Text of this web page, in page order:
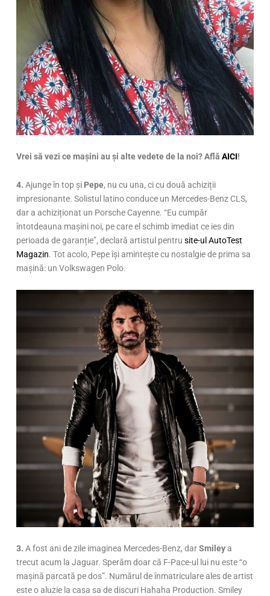
Vrei să vezi ce mașini au și alte vedete de la noi? AflăAICI!
4. Ajunge în top și Pepe, nu cu una, ci cu două achiziții
impresionante. Solistul latino conduce un Mercedes-Benz CLS,
dar a achiziționat un Porsche Cayenne. “Eu cumpăr
întotdeauna mașini noi, pe care el schimb imediat ce ies din
perioada de garanție”, declară artistul pentrusite-ul AutoTest
Magazin. Tot acolo, Pepe își amintește cu nostalgie de prima sa
mașină: un Volkswagen Polo.
3. A fost ani de zile imaginea Mercedes-Benz, darSmileya
trecut acum la Jaguar. Sperăm doar că F-Pace-ul lui nu este “o
mașină parcată pe dos”. Numărul de înmatriculare ales de artist
este o aluzie la casa sa de discuri Hahaha Production. Smiley